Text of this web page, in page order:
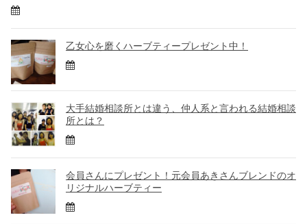
乙女心を磨くハーブティープレゼント中！
大手結婚相談所とは違う、仲人系と言われる結婚相談
所とは？
会員さんにプレゼント！元会員あきさんブレンドのオ
リジナルハーブティー